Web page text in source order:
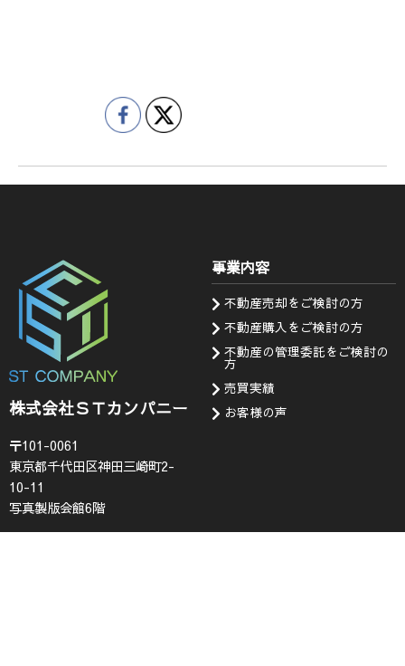
株式会社ＳＴカンパニー
〒101-0061
東京都千代田区神田三崎町2-
10-11
写真製版会館6階
事業内容
不動産売却をご検討の方
不動産購入をご検討の方
不動産の管理委託をご検討の
方
売買実績
お客様の声